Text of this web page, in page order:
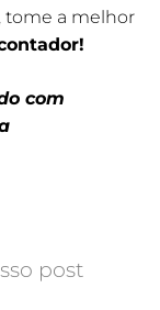
tome a melhor
com
post